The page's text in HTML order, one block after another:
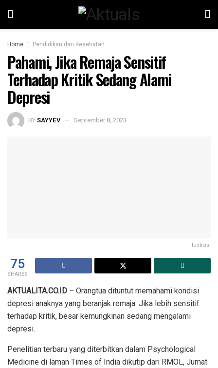
Home Pendidikan dan Kesehatan
Pahami, Jika Remaja Sensitif
Terhadap Kritik Sedang Alami
Depresi
BYSAYYEV September 8, 2023
ilustrasi
75
SHARES
AKTUALITA.CO.ID – Orangtua dituntut memahami kondisi
depresi anaknya yang beranjak remaja. Jika lebih sensitif
terhadap kritik, besar kemungkinan sedang mengalami
depresi.
Penelitian terbaru yang diterbitkan dalam Psychological
Medicine di laman Times of India dikutip dari RMOL, Jumat